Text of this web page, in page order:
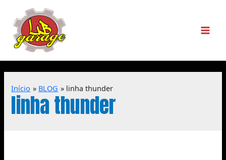
Início BLOG linha thunder
linha thunder